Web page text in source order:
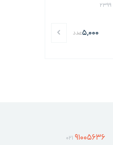
5,000عدد
021 91005636